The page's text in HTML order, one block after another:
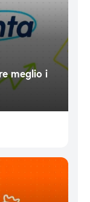
meglio i